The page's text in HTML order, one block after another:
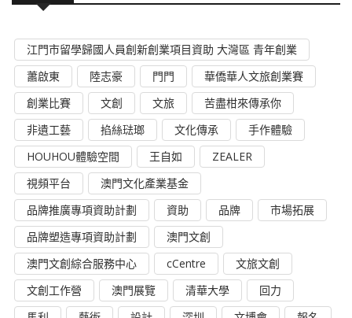
江門市留學歸國人員創新創業項目資助 大灣區 青年創業
蕭啟東
陸志豪 門門
華僑華人文旅創業賽
創業比賽
文創 文旅
苦盡柑來傳承你
非遺工藝
掐絲琺瑯 文化傳承
手作體驗
HOUHOU體驗空間
王自如
ZEALER
視頻平台
澳門文化產業基金
品牌推廣專項資助計劃
資助 品牌
市場拓展
品牌塑造專項資助計劃
澳門文創
澳門文創綜合服務中心
cCentre
文旅文創
文創工作營
澳門展覽 清華大學
回力